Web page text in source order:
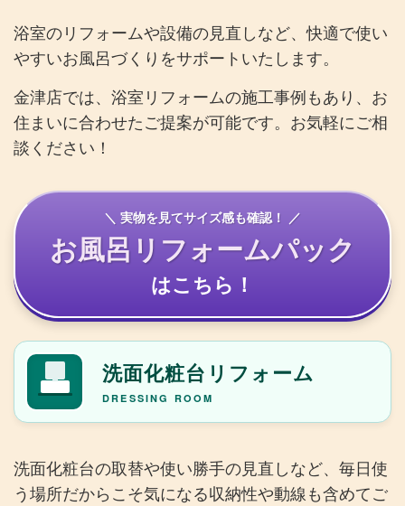
浴室のリフォームや設備の見直しなど、快適で使い
やすいお風呂づくりをサポートいたします。
金津店では、浴室リフォームの施工事例もあり、お
住まいに合わせたご提案が可能です。お気軽にご相
談ください！
＼ 実物を見てサイズ感も確認！ ／
お風呂リフォームパック
はこちら！
洗面化粧台リフォーム
DRESSING ROOM
洗面化粧台の取替や使い勝手の見直しなど、毎日使
う場所だからこそ気になる収納性や動線も含めてご